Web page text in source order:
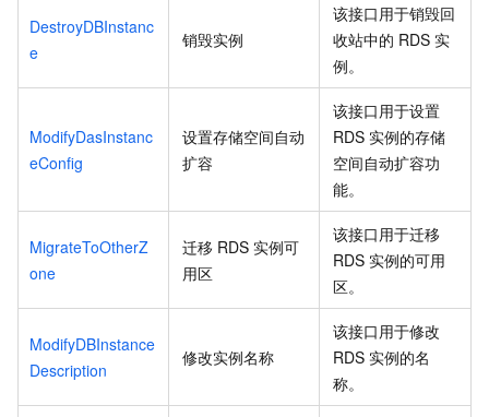
DestroyDBInstanc
e
销毁实例
该接口用于销毁回
收站中的 RDS 实
例。
ModifyDasInstanc
eConfig
设置存储空间自动
扩容
该接口用于设置
RDS 实例的存储
空间自动扩容功
能。
MigrateToOtherZ
one
迁移 RDS 实例可
用区
该接口用于迁移
RDS 实例的可用
区。
ModifyDBInstance
Description
修改实例名称
该接口用于修改
RDS 实例的名
称。